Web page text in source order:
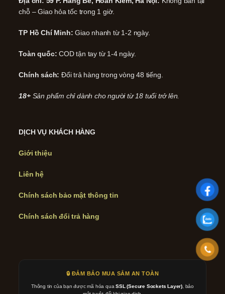
chỗ – Giao hỏa tốc trong 1 giờ.
TP Hồ Chí Minh: Giao nhanh từ 1-2 ngày.
Toàn quốc: COD tận tay từ 1-4 ngày.
Chính sách: Đổi trả hàng trong vòng 48 tiếng.
18+ Sản phẩm chỉ dành cho người từ 18 tuổi trở lên.
DỊCH VỤ KHÁCH HÀNG
Giới thiệu
Liên hệ
Chính sách bảo mật thông tin
Chính sách đổi trả hàng
🔒 ĐẢM BẢO MUA SẮM AN TOÀN
Thông tin của bạn được mã hóa quaSSL (Secure Sockets Layer) , bảo